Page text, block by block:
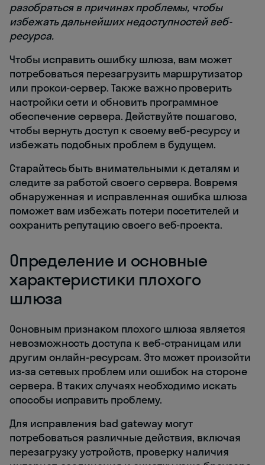
разобраться в причинах проблемы, чтобы
избежать дальнейших недоступностей веб-
ресурса.
Чтобы исправить ошибку шлюза, вам может
потребоваться перезагрузить маршрутизатор
или прокси-сервер. Также важно проверить
настройки сети и обновить программное
обеспечение сервера. Действуйте пошагово,
чтобы вернуть доступ к своему веб-ресурсу и
избежать подобных проблем в будущем.
Старайтесь быть внимательными к деталям и
следите за работой своего сервера. Вовремя
обнаруженная и исправленная ошибка шлюза
поможет вам избежать потери посетителей и
сохранить репутацию своего веб-проекта.
Определение и основные
характеристики плохого
шлюза
Основным признаком плохого шлюза является
невозможность доступа к веб-страницам или
другим онлайн-ресурсам. Это может произойти
из-за сетевых проблем или ошибок на стороне
сервера. В таких случаях необходимо искать
способы исправить проблему.
Для исправления bad gateway могут
потребоваться различные действия, включая
перезагрузку устройств, проверку наличия